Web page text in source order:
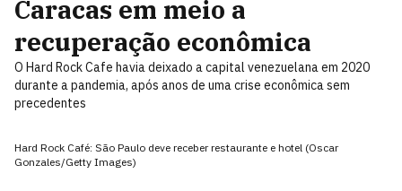
Caracas em meio a
recuperação econômica
O Hard Rock Cafe havia deixado a capital venezuelana em 2020
durante a pandemia, após anos de uma crise econômica sem
precedentes
Hard Rock Café: São Paulo deve receber restaurante e hotel (Oscar
Gonzales/Getty Images)